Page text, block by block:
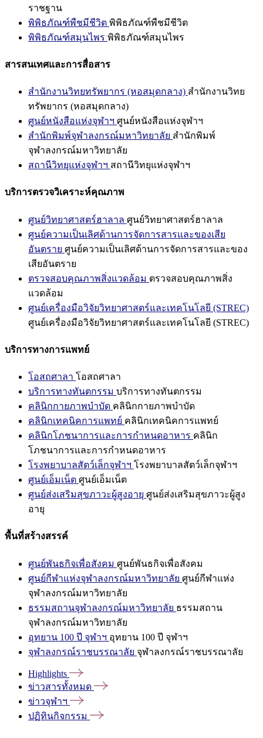
ราชฐาน
พิพิธภัณฑ์พืชมีชีวิต พิพิธภัณฑ์พืชมีชีวิต
พิพิธภัณฑ์สมุนไพร พิพิธภัณฑ์สมุนไพร
สารสนเทศและการสื่อสาร
สำนักงานวิทยทรัพยากร (หอสมุดกลาง) สำนักงานวิทย
ทรัพยากร (หอสมุดกลาง)
ศูนย์หนังสือแห่งจุฬาฯ ศูนย์หนังสือแห่งจุฬาฯ
สำนักพิมพ์จุฬาลงกรณ์มหาวิทยาลัย สำนักพิมพ์
จุฬาลงกรณ์มหาวิทยาลัย
สถานีวิทยุแห่งจุฬาฯ สถานีวิทยุแห่งจุฬาฯ
บริการตรวจวิเคราะห์คุณภาพ
ศูนย์วิทยาศาสตร์ฮาลาล ศูนย์วิทยาศาสตร์ฮาลาล
ศูนย์ความเป็นเลิศด้านการจัดการสารและของเสีย
อันตราย ศูนย์ความเป็นเลิศด้านการจัดการสารและของ
เสียอันตราย
ตรวจสอบคุณภาพสิ่งแวดล้อม ตรวจสอบคุณภาพสิ่ง
แวดล้อม
ศูนย์เครื่องมือวิจัยวิทยาศาสตร์และเทคโนโลยี (STREC)
ศูนย์เครื่องมือวิจัยวิทยาศาสตร์และเทคโนโลยี (STREC)
บริการทางการแพทย์
โอสถศาลา โอสถศาลา
บริการทางทันตกรรม บริการทางทันตกรรม
คลินิกกายภาพบำบัด คลินิกกายภาพบำบัด
คลินิกเทคนิคการแพทย์ คลินิกเทคนิคการแพทย์
คลินิกโภชนาการและการกำหนดอาหาร คลินิก
โภชนาการและการกำหนดอาหาร
โรงพยาบาลสัตว์เล็กจุฬาฯ โรงพยาบาลสัตว์เล็กจุฬาฯ
ศูนย์เอ็มเน็ต ศูนย์เอ็มเน็ต
ศูนย์ส่งเสริมสุขภาวะผู้สูงอายุ ศูนย์ส่งเสริมสุขภาวะผู้สูง
อายุ
พื้นที่สร้างสรรค์
ศูนย์พันธกิจเพื่อสังคม ศูนย์พันธกิจเพื่อสังคม
ศูนย์กีฬาแห่งจุฬาลงกรณ์มหาวิทยาลัย ศูนย์กีฬาแห่ง
จุฬาลงกรณ์มหาวิทยาลัย
ธรรมสถานจุฬาลงกรณ์มหาวิทยาลัย ธรรมสถาน
จุฬาลงกรณ์มหาวิทยาลัย
อุทยาน 100 ปี จุฬาฯ อุทยาน 100 ปี จุฬาฯ
จุฬาลงกรณ์ราชบรรณาลัย จุฬาลงกรณ์ราชบรรณาลัย
Highlights
ข่าวสารทั้งหมด
ข่าวจุฬาฯ
ปฏิทินกิจกรรม